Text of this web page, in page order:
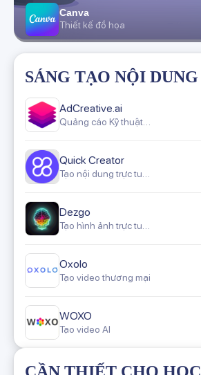
Canva
Thiết kế đồ họa
SÁNG TẠO NỘI DUNG
AdCreative.ai
Quick Creator
Dezgo
Oxolo
Tạo video thương mại
WOXO
Tạo video AI